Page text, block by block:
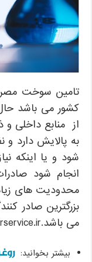
تامین سوخت
کشور می باشد
از منابع داخلی و
به پالایش دارد و
شود و یا اینکه
انجام شود
محدودیت های
بزرگترین صادر
می باشد.http://autocarservice.ir
بیشتر بخوانید: